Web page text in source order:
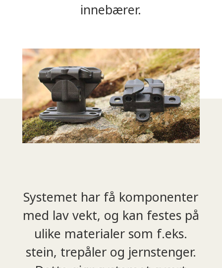
innebærer.
Systemet har få komponenter
med lav vekt, og kan festes på
ulike materialer som f.eks.
stein, trepåler og jernstenger.